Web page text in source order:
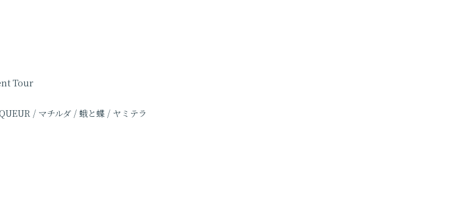
Tour
/ マチルダ / 蛾と蝶 / ヤミテラ